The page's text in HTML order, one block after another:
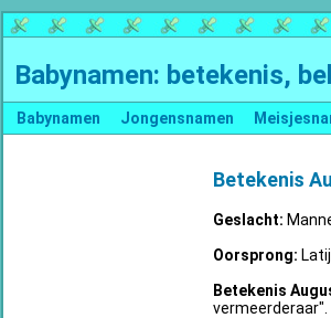
Babynamen: betekenis,
Babynamen Jongensnamen
Betekenis
Geslacht:
Oorsprong:
Betekenis
vermeerderaar".